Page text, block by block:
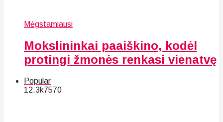
Mėgstamiausi
Mokslininkai paaiškino, kodėl
protingi žmonės renkasi vienatvę
Popular
12.3k7570